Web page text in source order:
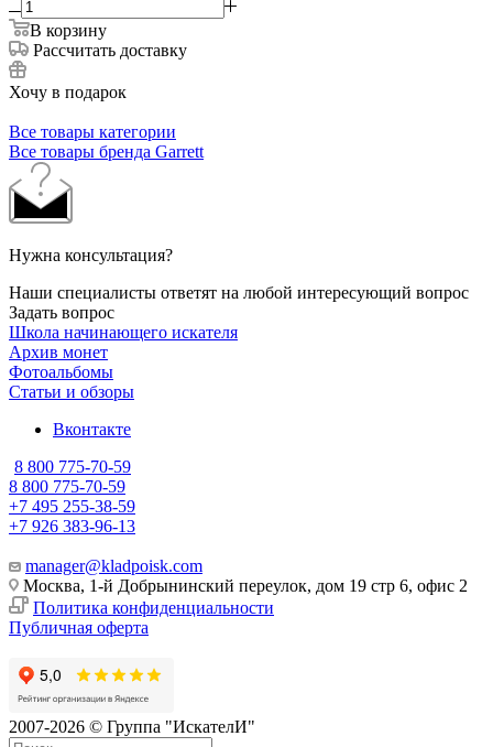
В корзину
Рассчитать доставку
Хочу в подарок
Все товары категории
Все товары бренда Garrett
Нужна консультация?
Наши специалисты ответят на любой интересующий вопрос
Задать вопрос
Школа начинающего искателя
Архив монет
Фотоальбомы
Статьи и обзоры
Вконтакте
8 800 775-70-59
8 800 775-70-59
+7 495 255-38-59
+7 926 383-96-13
manager@kladpoisk.com
Москва, 1-й Добрынинский переулок, дом 19 стр 6, офис 2
Политика конфиденциальности
Публичная оферта
2007-2026 © Группа "ИскателИ"